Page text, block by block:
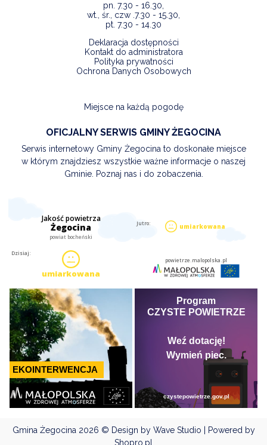
pn. 7.30 - 16.30,
wt., śr., czw .7.30 - 15.30,
pt. 7.30 - 14.30
Deklaracja dostępności
Kontakt do administratora
Polityka prywatności
Ochrona Danych Osobowych
Miejsce na każdą pogodę
OFICJALNY SERWIS GMINY ŻEGOCINA
Serwis internetowy Gminy Żegocina to doskonałe miejsce
w którym znajdziesz wszystkie ważne informacje o naszej
Gminie. Poznaj nas i do zobaczenia.
Gmina Żegocina 2026 © Design by Wave Studio | Powered by
Shopro.pl